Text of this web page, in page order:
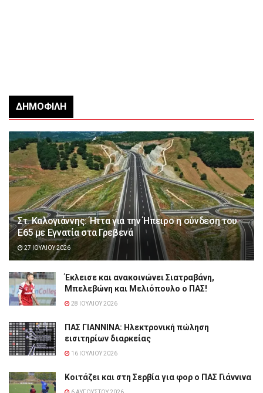
ΔΗΜΟΦΙΛΉ
Στ. Καλογιάννης: Ήττα για την Ήπειρο η σύνδεση του
Ε65 με Εγνατία στα Γρεβενά
27 ΙΟΥΛΊΟΥ 2026
Έκλεισε και ανακοινώνει Σιατραβάνη,
Μπελεβώνη και Μελιόπουλο ο ΠΑΣ!
28 ΙΟΥΛΊΟΥ 2026
ΠΑΣ ΓΙΑΝΝΙΝΑ: Hλεκτρονική πώληση
εισιτηρίων διαρκείας
16 ΙΟΥΛΊΟΥ 2026
Κοιτάζει και στη Σερβία για φορ ο ΠΑΣ Γιάννινα